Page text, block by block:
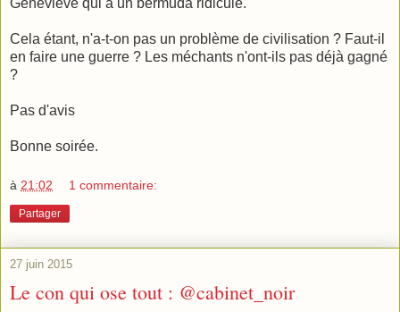
Geneviève qui a un bermuda ridicule.
Cela étant, n'a-t-on pas un problème de civilisation ? Faut-il
en faire une guerre ? Les méchants n'ont-ils pas déjà gagné
?
Pas d'avis
Bonne soirée.
à 21:02 1 commentaire:
Partager
27 juin 2015
Le con qui ose tout : @cabinet_noir